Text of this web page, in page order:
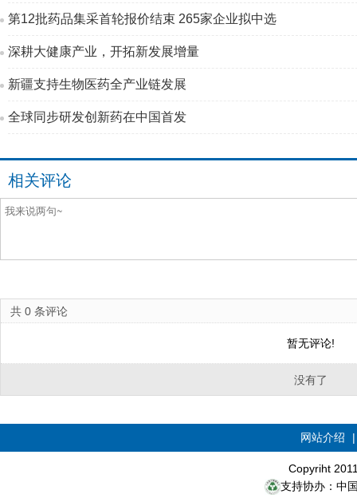
第12批药品集采首轮报价结束 265家企业拟中选
深耕大健康产业，开拓新发展增量
新疆支持生物医药全产业链发展
全球同步研发创新药在中国首发
相关评论
共 0 条评论
暂无评论!
没有了
网站介绍
Copyriht
支持协办：中